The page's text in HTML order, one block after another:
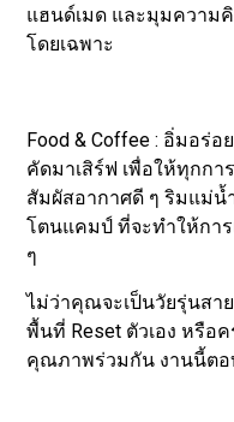
แฮนด์เมด และมุมความ
โดยเฉพาะ
Food & Coffee : อิ่มอร่
คัดมาเสิร์ฟ เพื่อให้ทุกก
สัมผัสอากาศดี ๆ ริมแม่น้
โตนแคมป์ ที่จะทำให้กา
ๆ
ไม่ว่าคุณจะเป็นวัยรุ่นสา
พื้นที่ Reset ตัวเอง หรือ
คุณภาพร่วมกัน งานนี้ตอ